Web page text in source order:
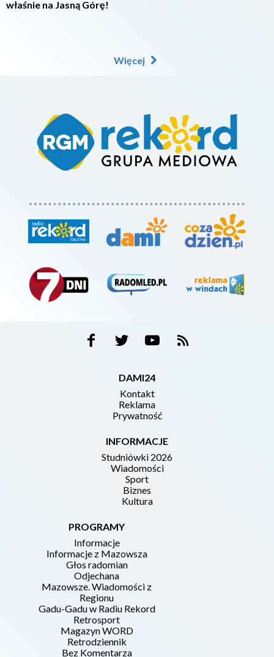
właśnie na Jasną Górę!
Więcej
DAMI24
Kontakt
Reklama
Prywatność
INFORMACJE
Studniówki 2026
Wiadomości
Sport
Biznes
Kultura
PROGRAMY
Informacje
Informacje z Mazowsza
Głos radomian
Odjechana
Mazowsze. Wiadomości z
Regionu
Gadu-Gadu w Radiu Rekord
Retrosport
Magazyn WORD
Retrodziennik
Bez Komentarza